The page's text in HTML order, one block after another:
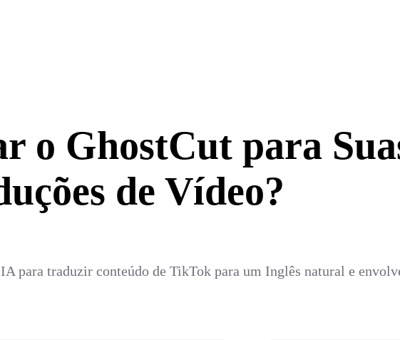
o GhostCut para
de Vídeo?
para traduzir conteúdo de TikTok para um Inglês natural e